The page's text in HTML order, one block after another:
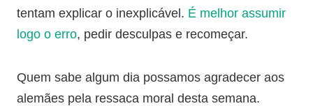
tentam explicar o inexplicável. É melhor assumir
logo o erro, pedir desculpas e recomeçar.
Quem sabe algum dia possamos agradecer aos
alemães pela ressaca moral desta semana.